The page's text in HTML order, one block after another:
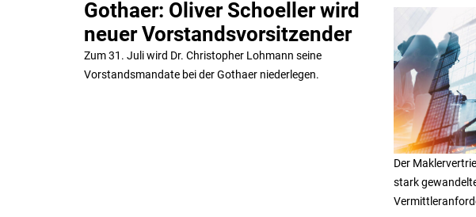
Gothaer: Oliver Schoeller wird
neuer Vorstandsvorsitzender
Zum 31. Juli wird Dr. Christopher Lohmann seine
Vorstandsmandate bei der Gothaer niederlegen.
Der
stark